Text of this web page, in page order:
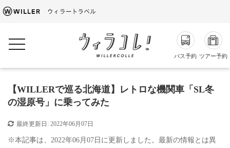
バス予約 ツアー予約
toggle navigation
【WILLERで巡る北海道】レトロな機関車「SL冬
の湿原号」に乗ってみた
最終更新日: 2022年06月07日
※本記事は、2022年06月07日に更新しました。最新の情報とは異